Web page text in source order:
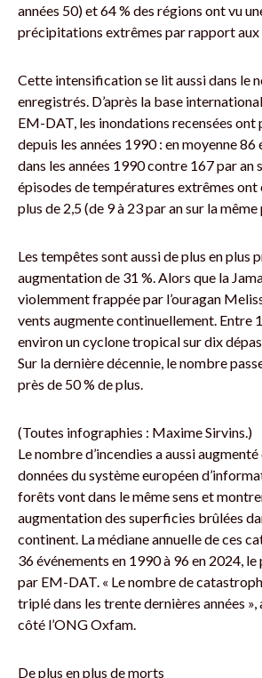
années 50) et 64 % des régions ont vu
précipitations extrêmes par rapport aux
Cette intensification se lit aussi dans le
enregistrés. D’après la base
EM-DAT, les inondations recensées ont
depuis les années 1990 : en moyenne 86
dans les années 1990 contre 167 par an
épisodes de températures extrêmes
plus de 2,5 (de 9 à 23 par an sur la même
Les tempêtes sont aussi de plus en plus
augmentation de 31 %. Alors que la
violemment frappée par l’ouragan
vents augmente continuellement. Entre
environ un cyclone tropical sur dix
Sur la dernière décennie, le nombre
près de 50 % de plus.
(Toutes infographies : Maxime Sirvins.)
Le nombre d’incendies a aussi augmenté
données du système européen
forêts vont dans le même sens et
augmentation des superficies brûlées
continent. La médiane annuelle de ces
36 événements en 1990 à 96 en 2024,
par EM-DAT. « Le nombre de
triplé dans les trente dernières années »,
côté l’ONG Oxfam.
De plus en plus de morts